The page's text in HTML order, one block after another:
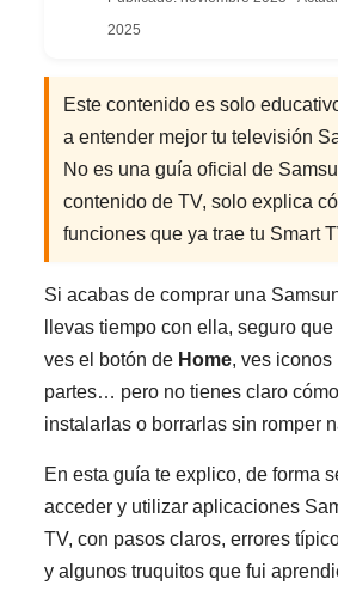
2025
Este contenido es solo
a entender mejor tu televisión
No es una guía oficial de
contenido de TV, solo explica
funciones que ya trae tu Smart
Si acabas de comprar una
llevas tiempo con ella, seguro
ves el botón de Home, ves iconos
partes… pero no tienes claro
instalarlas o borrarlas sin romper
En esta guía te explico, de forma
acceder y utilizar aplicaciones
TV, con pasos claros, errores
y algunos truquitos que fui